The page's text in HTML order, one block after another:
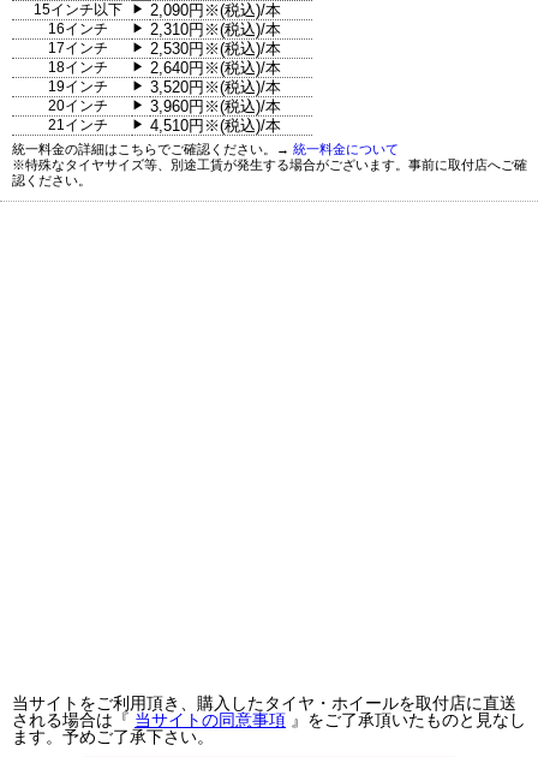
15インチ以下
▶ 2,090円※(税込)/本
16インチ ▶ 2,310円※(税込)/本
17インチ ▶ 2,530円※(税込)/本
18インチ ▶ 2,640円※(税込)/本
19インチ ▶ 3,520円※(税込)/本
20インチ ▶ 3,960円※(税込)/本
21インチ ▶ 4,510円※(税込)/本
統一料金の詳細はこちらでご確認ください。→ 統一料金について
※特殊なタイヤサイズ等、別途工賃が発生する場合がございます。事前に取付店へご確
認ください。
当サイトをご利用頂き、購入したタイヤ・ホイールを取付店に直送
される場合は『 当サイトの同意事項 』をご了承頂いたものと見なし
ます。予めご了承下さい。